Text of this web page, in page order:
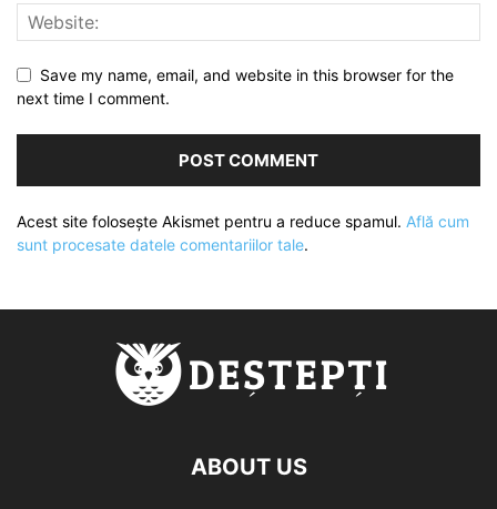
Save my name, email, and website in this browser for the
next time I comment.
Acest site folosește Akismet pentru a reduce spamul. Află cum
sunt procesate datele comentariilor tale.
ABOUT US